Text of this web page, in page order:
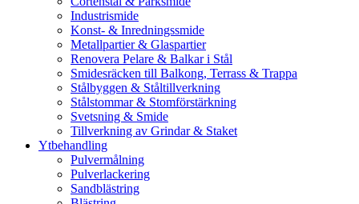
Industrismide
Konst- & Inredningssmide
Metallpartier & Glaspartier
Renovera Pelare & Balkar i Stål
Smidesräcken till Balkong, Terrass & Trappa
Stålbyggen & Ståltillverkning
Stålstommar & Stomförstärkning
Svetsning & Smide
Tillverkning av Grindar & Staket
Ytbehandling
Pulvermålning
Pulverlackering
Sandblästring